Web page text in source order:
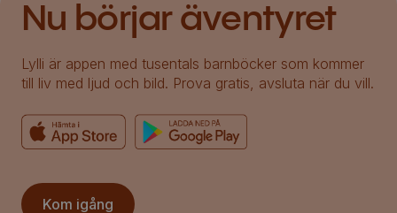
Nu börjar äventyret
Lylli är appen med tusentals barnböcker som kommer
till liv med ljud och bild. Prova gratis, avsluta när du vill.
Kom igång